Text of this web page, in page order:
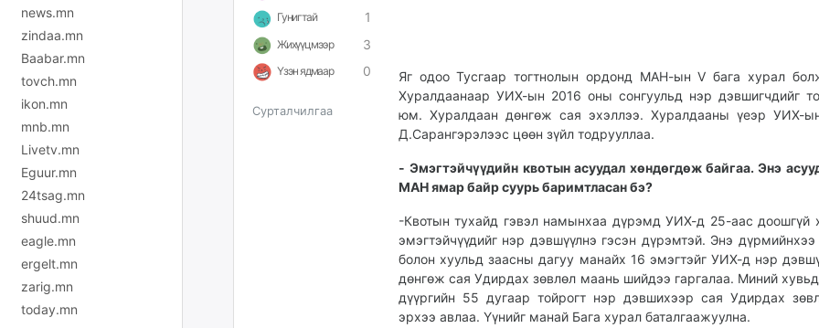
news.mn
zindaa.mn
Baabar.mn
tovch.mn
ikon.mn
mnb.mn
Livetv.mn
Eguur.mn
24tsag.mn
shuud.mn
eagle.mn
ergelt.mn
zarig.mn
today.mn
Гунигтай 1
Жихүүцмээр 3
Үзэн ядмаар 0
Сурталчилгаа
Яг одоо Тусгаар тогтнолын ордонд МАН-ын V бага хурал
Хуралдаанаар УИХ-ын 2016 оны сонгуульд нэр дэвшигчдийг
юм. Хуралдаан дөнгөж сая эхэллээ. Хуралдааны үеэр УИХ-
Д.Сарангэрэлээс цөөн зүйл тодрууллаа.
- Эмэгтэйчүүдийн квотын асуудал хөндөгдөж байгаа. Энэ
МАН ямар байр суурь баримтласан бэ?
-Квотын тухайд гэвэл намынхаа дүрэмд УИХ-д 25-аас доошгүй
эмэгтэйчүүдийг нэр дэвшүүлнэ гэсэн дүрэмтэй. Энэ дүрмийнхээ
болон хуульд заасны дагуу манайх 16 эмэгтэйг УИХ-д нэр
дөнгөж сая Удирдах зөвлөл маань шийдээ гаргалаа. Миний
дүүргийн 55 дугаар тойрогт нэр дэвшихээр сая Удирдах
эрхээ авлаа. Үүнийг манай Бага хурал баталгаажуулна.